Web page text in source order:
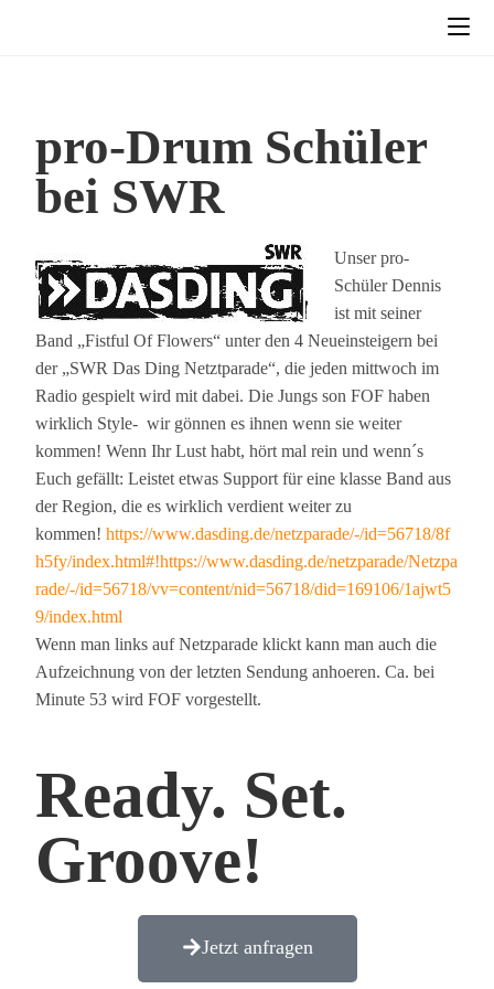
pro-Drum Schüler
bei SWR
Unser pro-
Schüler Dennis
ist mit seiner
Band „Fistful Of Flowers“ unter den 4 Neueinsteigern bei
der „SWR Das Ding Netztparade“, die jeden mittwoch im
Radio gespielt wird mit dabei. Die Jungs son FOF haben
wirklich Style- wir gönnen es ihnen wenn sie weiter
kommen! Wenn Ihr Lust habt, hört mal rein und wenn´s
Euch gefällt: Leistet etwas Support für eine klasse Band aus
der Region, die es wirklich verdient weiter zu
kommen!https://www.dasding.de/netzparade/-/id=56718/8f
h5fy/index.html#!https://www.dasding.de/netzparade/Netzpa
rade/-/id=56718/vv=content/nid=56718/did=169106/1ajwt5
9/index.html
Wenn man links auf Netzparade klickt kann man auch die
Aufzeichnung von der letzten Sendung anhoeren. Ca. bei
Minute 53 wird FOF vorgestellt.
Ready. Set.
Groove!
Jetzt anfragen